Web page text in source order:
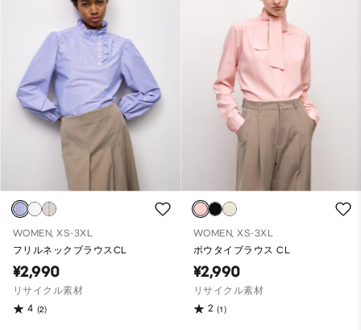
WOMEN, XS-3XL
フリルネックブラウスCL
¥2,990
リサイクル素材
4 (2)
WOMEN, XS-3XL
ボウタイブラウス CL
¥2,990
リサイクル素材
2 (1)